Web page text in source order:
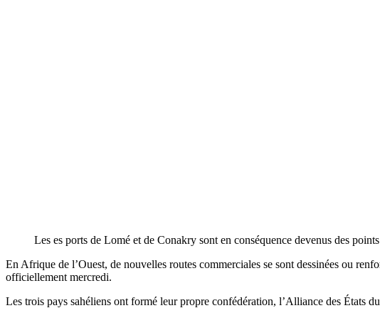
Les es ports de Lomé et de Conakry sont en conséquence devenus des
En Afrique de l’Ouest, de nouvelles routes commerciales se sont dessinées ou
officiellement mercredi.
Les trois pays sahéliens ont formé leur propre confédération, l’Alliance des États